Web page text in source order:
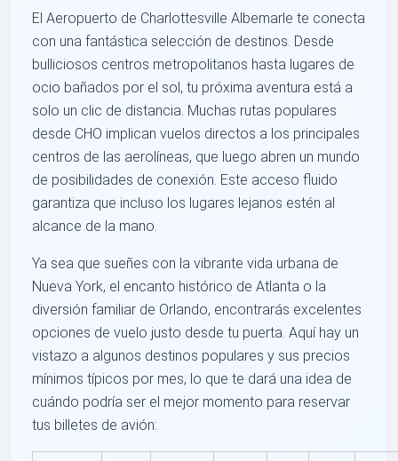
El Aeropuerto de Charlottesville Albemarle te conecta
con una fantástica selección de destinos. Desde
bulliciosos centros metropolitanos hasta lugares de
ocio bañados por el sol, tu próxima aventura está a
solo un clic de distancia. Muchas rutas populares
desde CHO implican vuelos directos a los principales
centros de las aerolíneas, que luego abren un mundo
de posibilidades de conexión. Este acceso fluido
garantiza que incluso los lugares lejanos estén al
alcance de la mano.
Ya sea que sueñes con la vibrante vida urbana de
Nueva York, el encanto histórico de Atlanta o la
diversión familiar de Orlando, encontrarás excelentes
opciones de vuelo justo desde tu puerta. Aquí hay un
vistazo a algunos destinos populares y sus precios
mínimos típicos por mes, lo que te dará una idea de
cuándo podría ser el mejor momento para reservar
tus billetes de avión: